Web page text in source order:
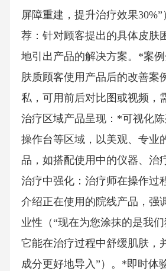
屏障重建，提升治疗效果
荐：针对顾客提出的具体皮肤
地引出产品的解决方案。*案
肤质顾客使用产品后的改善案
私，可用前后对比图或视频，
治疗区域产品呈现：*可视化陈
操作台等区域，以美观、专业
品，如搭配使用中的仪器、治
治疗中强化：治疗师在操作过
介绍正在使用的院线产品，强
业性（“现在为您涂抹的是我
它能在治疗过程中舒缓肌肤，
成分更好地导入”）。*即时体